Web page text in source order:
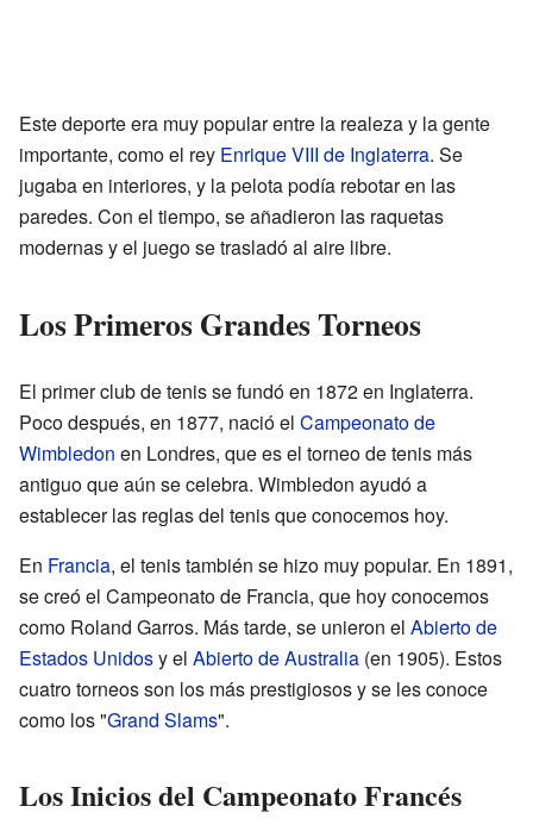
Este deporte era muy popular entre la realeza y la gente
importante, como el rey Enrique VIII de Inglaterra. Se
jugaba en interiores, y la pelota podía rebotar en las
paredes. Con el tiempo, se añadieron las raquetas
modernas y el juego se trasladó al aire libre.
Los Primeros Grandes Torneos
El primer club de tenis se fundó en 1872 en Inglaterra.
Poco después, en 1877, nació el Campeonato de
Wimbledon en Londres, que es el torneo de tenis más
antiguo que aún se celebra. Wimbledon ayudó a
establecer las reglas del tenis que conocemos hoy.
En Francia, el tenis también se hizo muy popular. En 1891,
se creó el Campeonato de Francia, que hoy conocemos
como Roland Garros. Más tarde, se unieron el Abierto de
Estados Unidosy el Abierto de Australia (en 1905). Estos
cuatro torneos son los más prestigiosos y se les conoce
como los "Grand Slams".
Los Inicios del Campeonato Francés